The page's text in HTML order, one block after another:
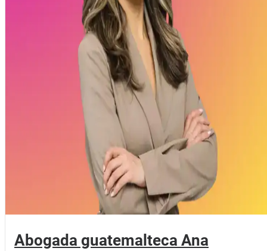
Abogada guatemalteca Ana